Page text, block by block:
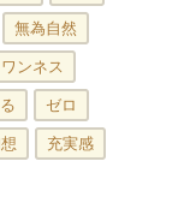
無為自然
ワンネス
ゼロ
充実感